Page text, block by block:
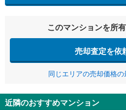
このマンションを所
売却査定を依
同じエリアの売却価格
近隣のおすすめマンション